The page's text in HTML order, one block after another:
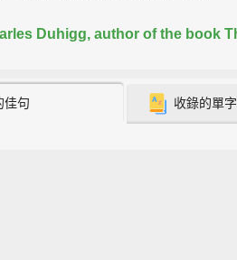
Duhigg, author of the book
Duhigg，《習慣的力量》那本書
佳句 收錄的單字